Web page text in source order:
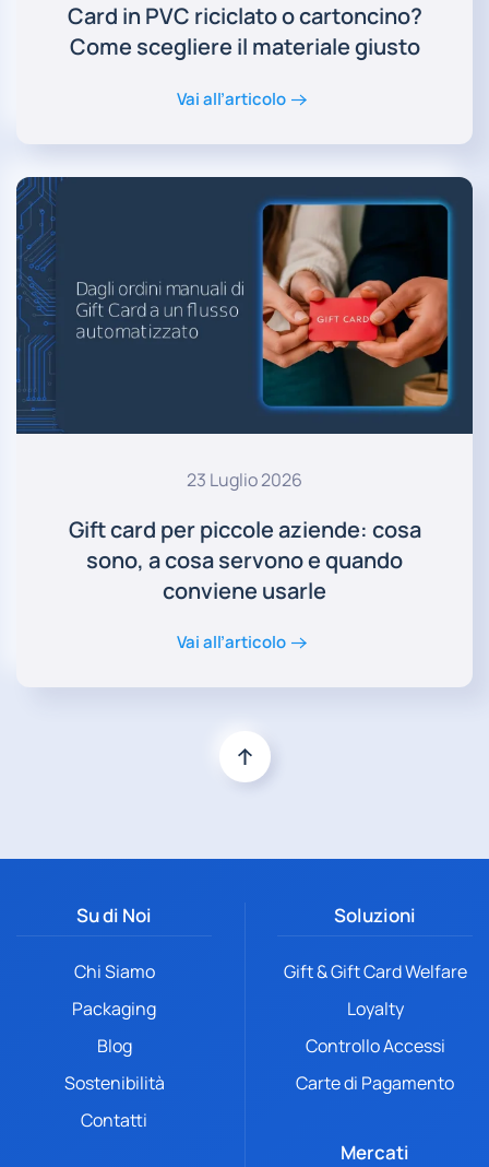
Card in PVC riciclato o cartoncino?
Come scegliere il materiale giusto
Vai all’articolo
23 Luglio 2026
Gift card per piccole aziende: cosa
sono, a cosa servono e quando
conviene usarle
Vai all’articolo
Su di Noi
Chi Siamo
Packaging
Blog
Sostenibilità
Contatti
Soluzioni
Gift & Gift Card Welfare
Loyalty
Controllo Accessi
Carte di Pagamento
Mercati